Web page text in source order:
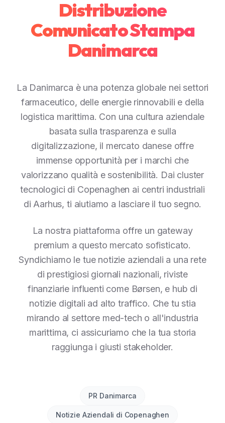
Distribuzione
Comunicato Stampa
Danimarca
La Danimarca è una potenza globale nei settori
farmaceutico, delle energie rinnovabili e della
logistica marittima. Con una cultura aziendale
basata sulla trasparenza e sulla
digitalizzazione, il mercato danese offre
immense opportunità per i marchi che
valorizzano qualità e sostenibilità. Dai cluster
tecnologici di Copenaghen ai centri industriali
di Aarhus, ti aiutiamo a lasciare il tuo segno.
La nostra piattaforma offre un gateway
premium a questo mercato sofisticato.
Syndichiamo le tue notizie aziendali a una rete
di prestigiosi giornali nazionali, riviste
finanziarie influenti come Børsen, e hub di
notizie digitali ad alto traffico. Che tu stia
mirando al settore med-tech o all'industria
marittima, ci assicuriamo che la tua storia
raggiunga i giusti stakeholder.
PR Danimarca
Notizie Aziendali di Copenaghen